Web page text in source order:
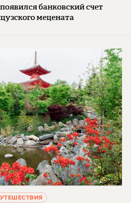
банковский счет
мецената